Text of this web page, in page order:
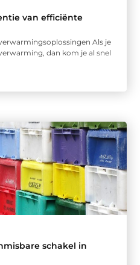
van efficiënte
Als je
dan kom je al snel
schakel in